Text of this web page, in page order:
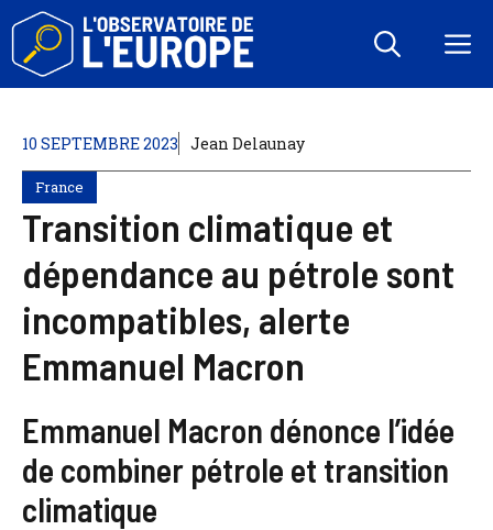
Aller
contenu
10 SEPTEMBRE 2023 Jean Delaunay
France
Transition climatique et
dépendance au pétrole sont
incompatibles, alerte
Emmanuel Macron
Emmanuel Macron dénonce l’idée
de combiner pétrole et transition
climatique